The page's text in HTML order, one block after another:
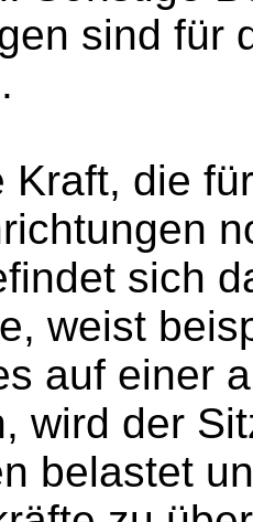
sind für
Kraft, die
sich
weist
auf einer
wird der
belastet